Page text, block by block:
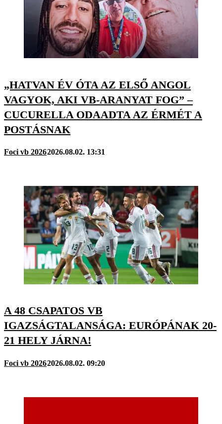
„HATVAN ÉV ÓTA AZ ELSŐ ANGOL
VAGYOK, AKI VB-ARANYAT FOG” –
CUCURELLA ODAADTA AZ ÉRMÉT A
POSTÁSNAK
Foci vb 20262026.08.02. 13:31
A 48 CSAPATOS VB
IGAZSÁGTALANSÁGA: EURÓPÁNAK 20-
21 HELY JÁRNA!
Foci vb 20262026.08.02. 09:20